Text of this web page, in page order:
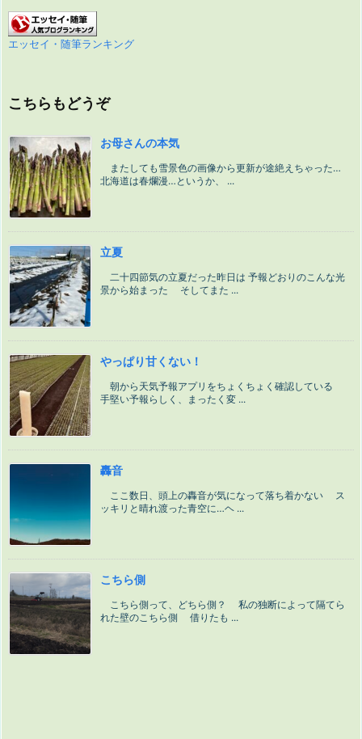
エッセイ・随筆ランキング
こちらもどうぞ
お母さんの本気
またしても雪景色の画像から更新が途絶えちゃった…
北海道は春爛漫…というか、 ...
立夏
二十四節気の立夏だった昨日は 予報どおりのこんな光
景から始まった そしてまた ...
やっぱり甘くない！
朝から天気予報アプリをちょくちょく確認している
手堅い予報らしく、まったく変 ...
轟音
ここ数日、頭上の轟音が気になって落ち着かない ス
ッキリと晴れ渡った青空に…ヘ ...
こちら側
こちら側って、どちら側？ 私の独断によって隔てら
れた壁のこちら側 借りたも ...